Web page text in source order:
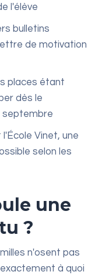
l'élève
bulletins
de motivation
places étant
dès le
septembre
Vinet, une
selon les
une
?
n'osent pas
à quoi